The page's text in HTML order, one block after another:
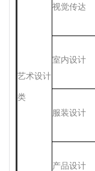
艺术设计
类
视觉传达
室内设计
服装设计
产品设计